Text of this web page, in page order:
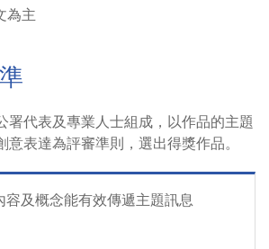
為主
署代表及專業人士組成，以作品的主題
表達為評審準則，選出得獎作品。
容及概念能有效傳遞主題訊息